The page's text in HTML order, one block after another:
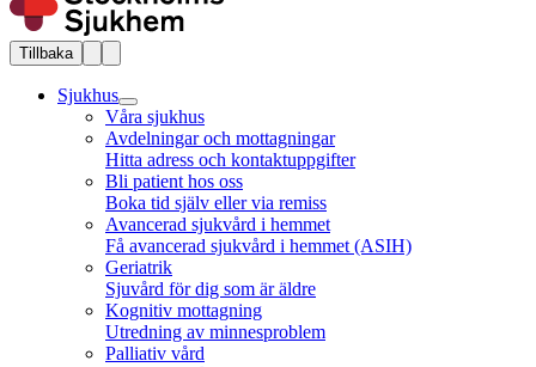
Tillbaka
Sjukhus
Våra sjukhus
Avdelningar och mottagningar
Hitta adress och kontaktuppgifter
Bli patient hos oss
Boka tid själv eller via remiss
Avancerad sjukvård i hemmet
Få avancerad sjukvård i hemmet (ASIH)
Geriatrik
Sjuvård för dig som är äldre
Kognitiv mottagning
Utredning av minnesproblem
Palliativ vård